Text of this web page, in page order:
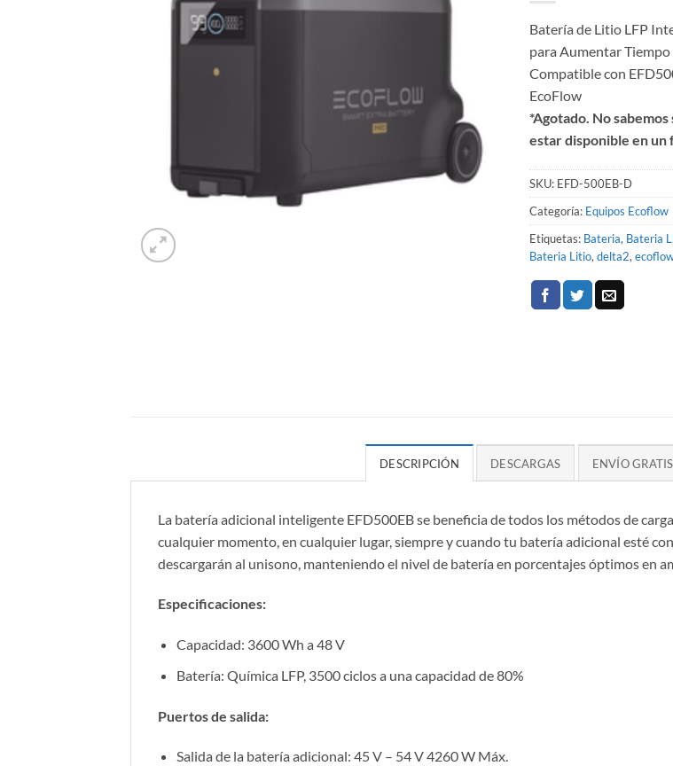
Batería de Litio LFP
para Aumentar Tiempo
Compatible con
EcoFlow
*Agotado. No
estar disponible en un
SKU: EFD-500EB-D
Categoría: Equipos Ecoflow
Etiquetas: Bateria, Bateria
Bateria Litio, delta2,
DESCRIPCIÓN DESCARGAS ENVÍO GRATIS
La batería adicional inteligente EFD500EB se beneficia de todos los métodos de
cualquier momento, en cualquier lugar, siempre y cuando tu batería adicional esté
descargarán al unisono, manteniendo el nivel de batería en porcentajes óptimos en
Especificaciones:
Capacidad: 3600 Wh a 48 V
Batería: Química LFP, 3500 ciclos a una capacidad de 80%
Puertos de salida:
Salida de la batería adicional: 45 V – 54 V 4260 W Máx.